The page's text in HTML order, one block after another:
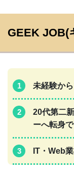
GEEK JOB(
未経験か
20代第二
ーへ転身
IT・Web